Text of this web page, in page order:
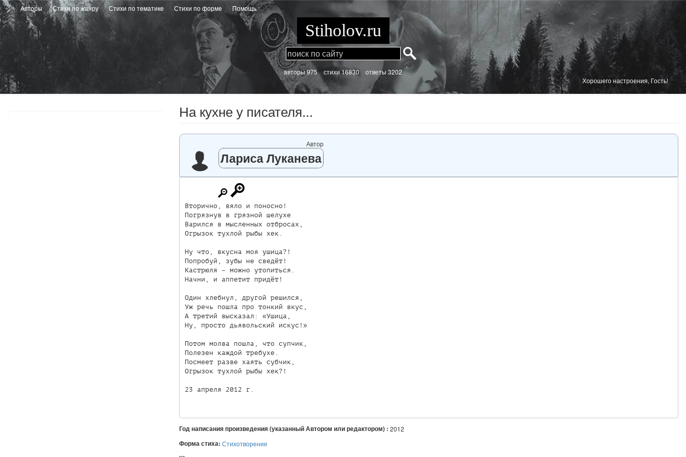
Перейти
к
основному
содержанию
Авторы Стихи по жанру Стихи по тематике Стихи по форме Помощь
Stiholov.ru
aвторы 975 стихи16830 ответы 3202
Хорошего настроения, Гость!
На кухне у писателя...
Автор
Лариса Луканева
Вторично, вяло и поносно!
Погрязнув в грязной шелухе
Варился в мысленных отбросах,
Огрызок тухлой рыбы хек.
Ну что, вкусна моя ушица?!
Попробуй, зубы не сведёт!
Кастрюля – можно утопиться.
Начни, и аппетит придёт!
Один хлебнул, другой решился,
Уж речь пошла про тонкий вкус,
А третий высказал: «Ушица,
Ну, просто дьявольский искус!»
Потом молва пошла, что супчик,
Полезен каждой требухе.
Посмеет разве хаять субчик,
Огрызок тухлой рыбы хек?!
23 апреля 2012 г.
Год написания произведения (указанный Автором или редактором) : 2012
Форма стиха: Стихотворение